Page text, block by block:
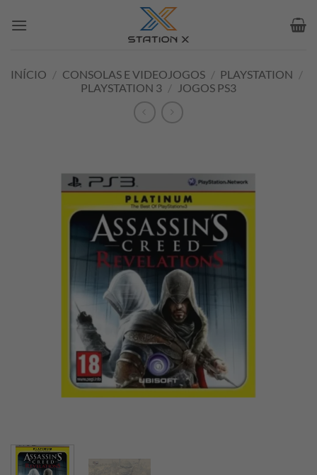
INÍCIO / CONSOLAS E VIDEOJOGOS / PLAYSTATION /
PLAYSTATION 3 / JOGOS PS3